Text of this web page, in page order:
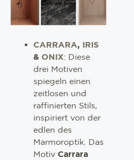
CARRARA, IRIS
& ONIX: Diese
drei Motiven
spiegeln einen
zeitlosen und
raffinierten Stils,
inspiriert von der
edlen des
Marmoroptik. Das
Motiv Carrara